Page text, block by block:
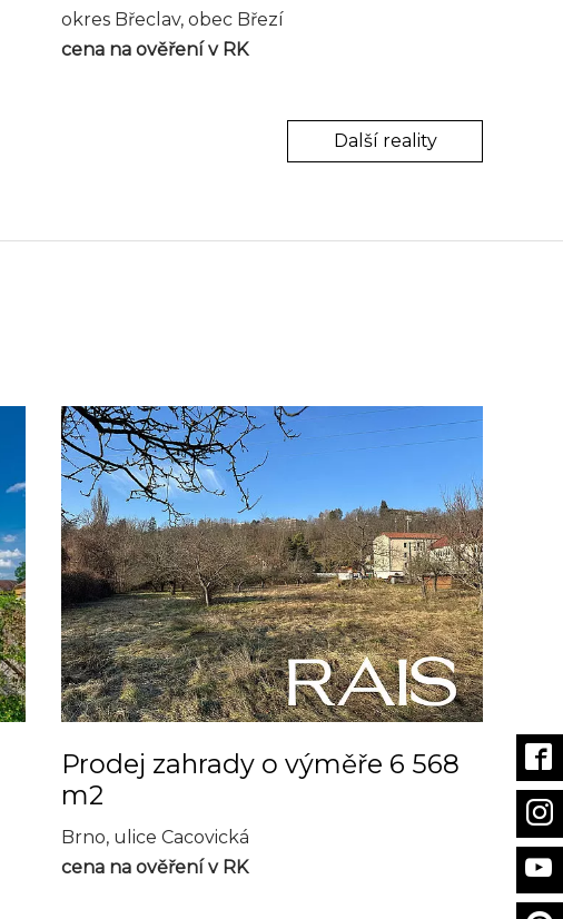
okres Břeclav, obec Březí
cena na ověření v RK
Další reality
Prodej zahrady o výměře 6 568
m2
Brno, ulice Cacovická
cena na ověření v RK